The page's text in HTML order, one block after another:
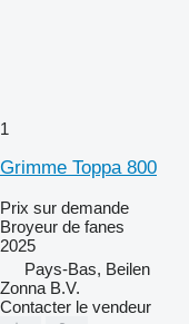
1
Grimme Toppa 800
Prix sur demande
Broyeur de fanes
2025
Pays-Bas, Beilen
Zonna B.V.
Contacter le vendeur